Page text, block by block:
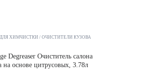
ХИМЧИСТКИ ОЧИСТИТЕЛИ КУЗОВА
Degreaser Очиститель салона
на основе цитрусовых, 3.78л